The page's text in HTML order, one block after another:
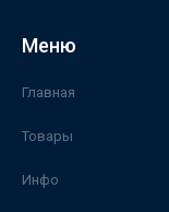
Меню
Главная
Товары
Инфо